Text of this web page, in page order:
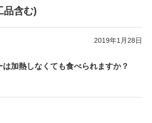
品含む)
2019年1月28日
は加熱しなくても食べられますか？